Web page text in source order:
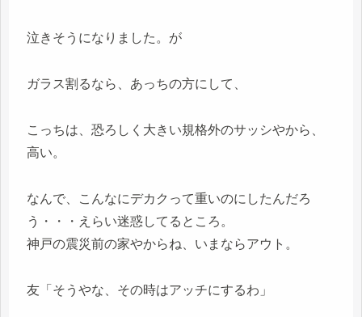
泣きそうになりました。が
ガラス割るなら、あっちの方にして、
こっちは、恐ろしく大きい規格外のサッシやから、
高い。
なんで、こんなにデカクって重いのにしたんだろ
う・・・えらい迷惑してるところ。
神戸の震災前の家やからね、いまならアウト。
友「そうやな、その時はアッチにするわ」